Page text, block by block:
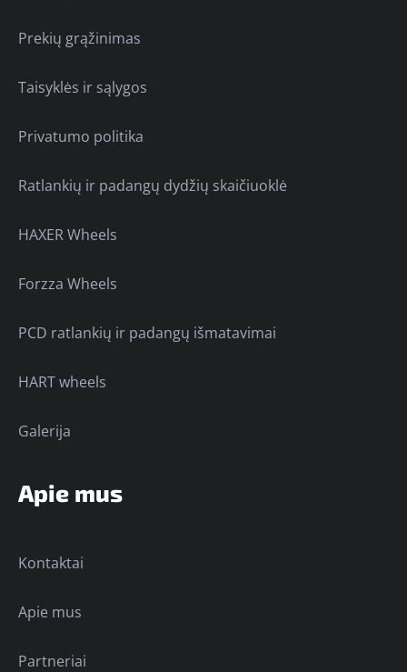
Prekių grąžinimas
Taisyklės ir sąlygos
Privatumo politika
Ratlankių ir padangų dydžių skaičiuoklė
HAXER Wheels
Forzza Wheels
PCD ratlankių ir padangų išmatavimai
HART wheels
Galerija
Apie mus
Kontaktai
Apie mus
Partneriai